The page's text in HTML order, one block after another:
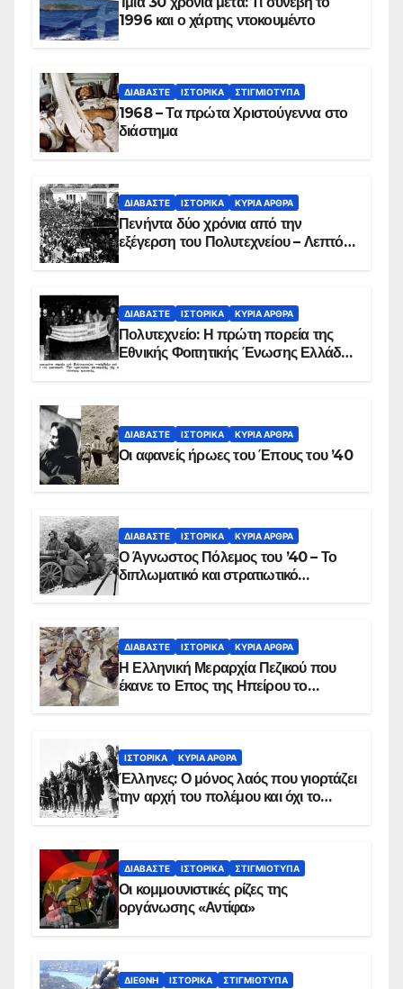
1996 και ο χάρτης ντοκουμέντο
ΔΙΑΒΆΣΤΕ ΙΣΤΟΡΙΚΆ ΣΤΙΓΜΙΌΤΥΠΑ
1968 – Τα πρώτα Χριστούγεννα στο
διάστημα
ΔΙΑΒΆΣΤΕ ΙΣΤΟΡΙΚΆ ΚΥΡΙΑ ΑΡΘΡΑ
Πενήντα δύο χρόνια από την
εξέγερση του Πολυτεχνείου – Λεπτό
ΔΙΑΒΆΣΤΕ ΙΣΤΟΡΙΚΆ ΚΥΡΙΑ ΑΡΘΡΑ
Πολυτεχνείο: Η πρώτη πορεία της
Εθνικής Φοιτητικής Ένωσης Ελλάδος
ΔΙΑΒΆΣΤΕ ΙΣΤΟΡΙΚΆ ΚΥΡΙΑ ΑΡΘΡΑ
Οι αφανείς ήρωες του Έπους του ’40
ΔΙΑΒΆΣΤΕ ΙΣΤΟΡΙΚΆ ΚΥΡΙΑ ΑΡΘΡΑ
Ο Άγνωστος Πόλεμος του ’40 – Το
διπλωματικό και στρατιωτικό
ΔΙΑΒΆΣΤΕ ΙΣΤΟΡΙΚΆ ΚΥΡΙΑ ΑΡΘΡΑ
Η Ελληνική Μεραρχία Πεζικού που
έκανε το Επος της Ηπείρου το
ΙΣΤΟΡΙΚΆ ΚΥΡΙΑ ΑΡΘΡΑ
Έλληνες: Ο μόνος λαός που γιορτάζει
την αρχή του πολέμου και όχι το
ΔΙΑΒΆΣΤΕ ΙΣΤΟΡΙΚΆ ΣΤΙΓΜΙΌΤΥΠΑ
Οι κομμουνιστικές ρίζες της
οργάνωσης «Αντίφα»
ΔΙΕΘΝΉ ΙΣΤΟΡΙΚΆ ΣΤΙΓΜΙΌΤΥΠΑ